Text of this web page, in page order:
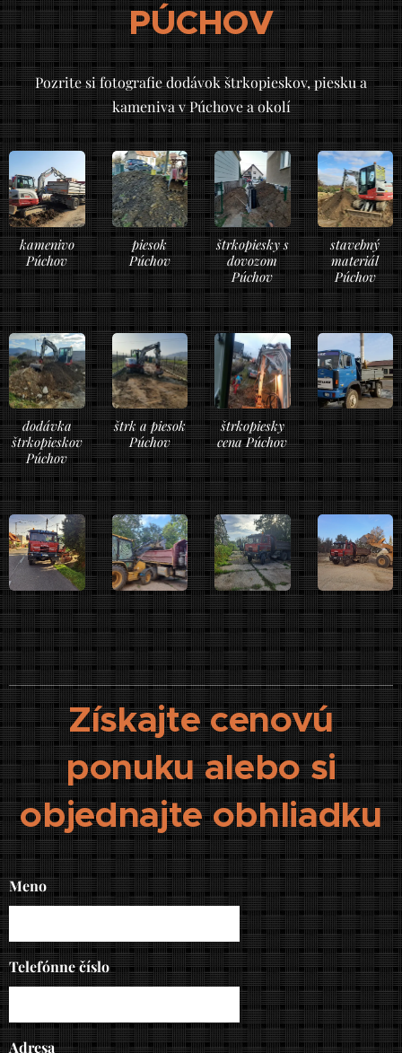
PÚCHOV
Pozrite si fotografie dodávok štrkopieskov, piesku a
kameniva v Púchove a okolí
kamenivo
Púchov
piesok
Púchov
štrkopiesky s
dovozom
Púchov
stavebný
materiál
Púchov
dodávka
štrkopieskov
Púchov
štrk a piesok
Púchov
štrkopiesky
cena Púchov
Získajte cenovú
ponuku alebo si
objednajte obhliadku
Meno
Telefónne číslo
Adresa